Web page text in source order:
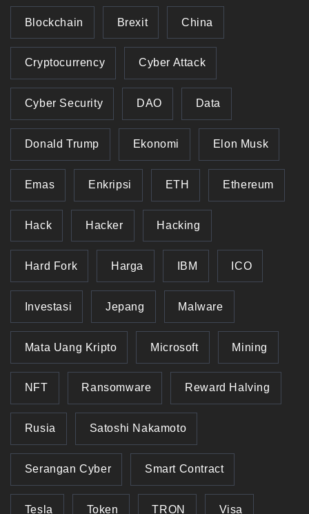
Blockchain Brexit China
Cryptocurrency Cyber Attack
Cyber Security DAO Data
Donald Trump Ekonomi Elon Musk
Emas Enkripsi ETH Ethereum
Hack Hacker Hacking
Hard Fork Harga IBM ICO
Investasi Jepang Malware
Mata Uang Kripto Microsoft Mining
NFT Ransomware Reward Halving
Rusia Satoshi Nakamoto
Serangan Cyber Smart Contract
Tesla Token TRON Visa